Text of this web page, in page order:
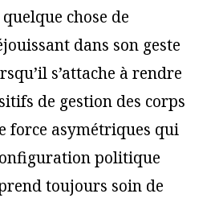
chose de
dans son geste
s’attache à rendre
de gestion des corps
force asymétriques qui
politique
toujours soin de